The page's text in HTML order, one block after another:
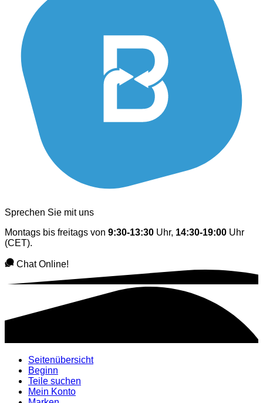
Sprechen Sie mit uns
Montags bis freitags von 9:30-13:30 Uhr, 14:30-19:00 Uhr
(CET).
Chat Online!
Seitenübersicht
Beginn
Teile suchen
Mein Konto